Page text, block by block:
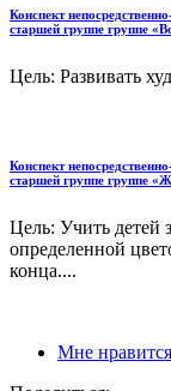
Конспект
старшей группе группе
Цель: Развивать
Конспект
старшей группе группе
Цель: Учить детей
определенной
конца....
Мне нравится